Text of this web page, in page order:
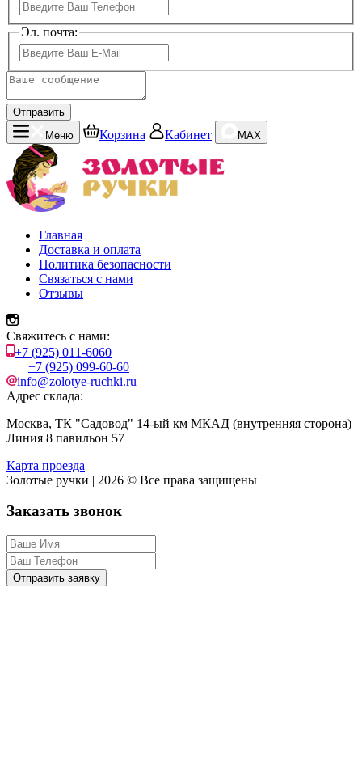
Эл. почта:
Отправить
Меню
Корзина Кабинет MAX
Главная
Доставка и оплата
Политика безопасности
Связаться с нами
Отзывы
Свяжитесь с нами:
+7 (925) 011-6060
+7 (925) 099-60-60
info@zolotye-ruchki.ru
Адрес склада:
Москва, ТК "Садовод" 14-ый км МКАД (внутренняя сторона)
Линия 8 павильон 57
Карта проезда
Золотые ручки | 2026 © Все права защищены
Заказать звонок
Отправить заявку